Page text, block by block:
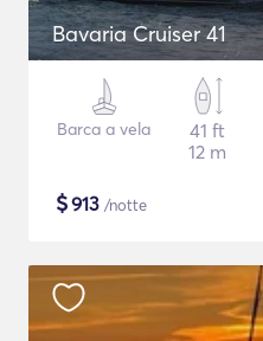
Bavaria Cruiser 41
Barca a vela
41 ft
12 m
$913 /notte